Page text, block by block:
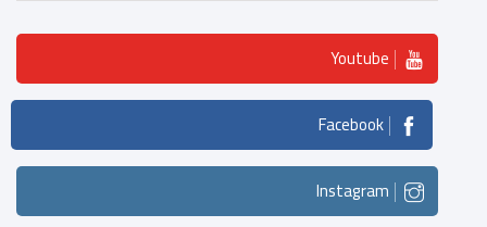
Youtube
Facebook
Instagram